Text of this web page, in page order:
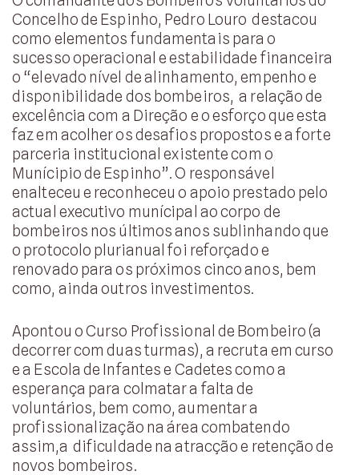
Concelho de Espinho, Pedro Louro destacou
como elementos fundamentais para o
sucesso operacional e estabilidade financeira
o “elevado nível de alinhamento, empenho e
disponibilidade dos bombeiros, a relação de
excelência com a Direção e o esforço que esta
faz em acolher os desafios propostos e a forte
parceria institucional existente com o
Munícipio de Espinho”. O responsável
enalteceu e reconheceu o apoio prestado pelo
actual executivo munícipal ao corpo de
bombeiros nos últimos anos sublinhando que
o protocolo plurianual foi reforçado e
renovado para os próximos cinco anos, bem
como, ainda outros investimentos.
Apontou o Curso Profissional de Bombeiro (a
decorrer com duas turmas), a recruta em curso
e a Escola de Infantes e Cadetes como a
esperança para colmatar a falta de
voluntários, bem como, aumentar a
profissionalização na área combatendo
assim,a dificuldade na atracção e retenção de
novos bombeiros.